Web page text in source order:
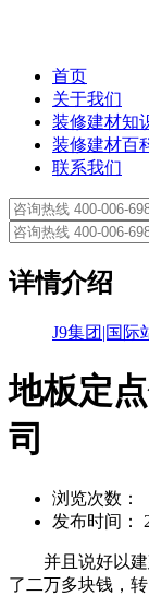
首页
关于我们
装修建材知
装修建材百
联系我们
详情介绍
J9集团|国际
地板定
司
浏览次数：
发布时间：
并且说好以建
了二万多块钱，